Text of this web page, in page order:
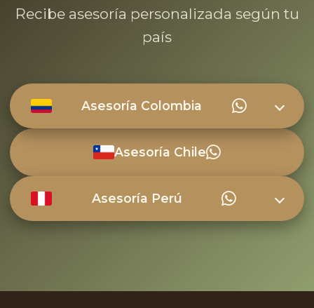
Recibe asesoría personalizada según tu
país
Asesoría Colombia
Asesoría Chile
Asesoría Perú